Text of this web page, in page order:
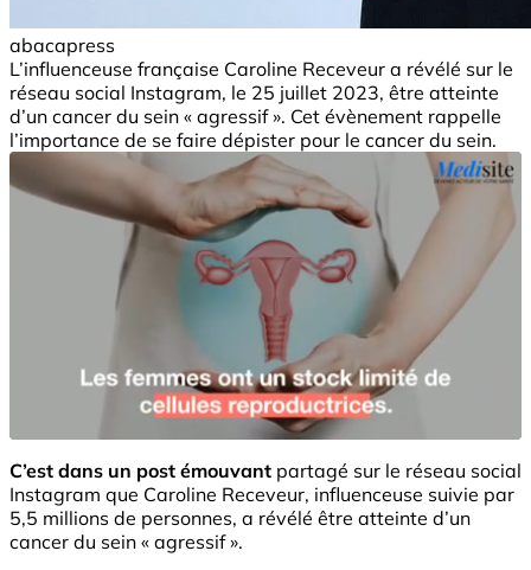
abacapress
L’influenceuse française Caroline Receveur a révélé sur le
réseau social Instagram, le 25 juillet 2023, être atteinte
d’un cancer du sein « agressif ». Cet évènement rappelle
l’importance de se faire dépister pour le cancer du sein.
C’est dans un post émouvant partagé sur le réseau social
Instagram que Caroline Receveur, influenceuse suivie par
5,5 millions de personnes, a révélé être atteinte d’un
cancer du sein « agressif ».